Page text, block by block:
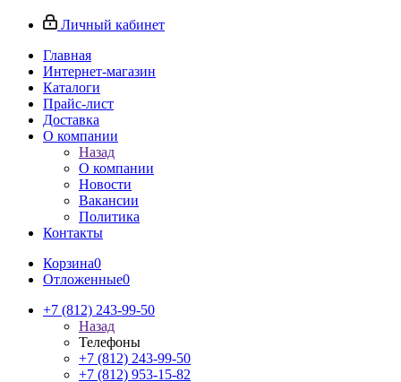
Личный кабинет
Главная
Интернет-магазин
Каталоги
Прайс-лист
Доставка
О компании
Назад
О компании
Новости
Вакансии
Политика
Контакты
Корзина0
Отложенные0
+7 (812) 243-99-50
Назад
Телефоны
+7 (812) 243-99-50
+7 (812) 953-15-82